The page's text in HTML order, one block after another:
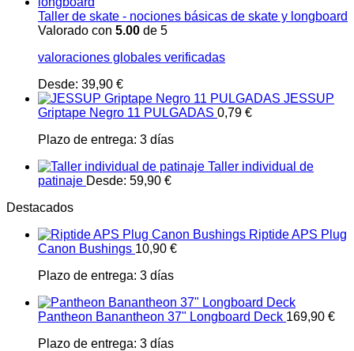
Taller de skate - nociones básicas de skate y longboard
Valorado con 5.00 de 5
valoraciones globales verificadas
Desde: 39,90 €
JESSUP
Griptape Negro 11 PULGADAS 0,79 €
Plazo de entrega: 3 días
Taller individual de
patinaje Desde: 59,90 €
Destacados
Riptide APS Plug
Canon Bushings 10,90 €
Plazo de entrega: 3 días
Pantheon Banantheon 37" Longboard Deck 169,90 €
Plazo de entrega: 3 días